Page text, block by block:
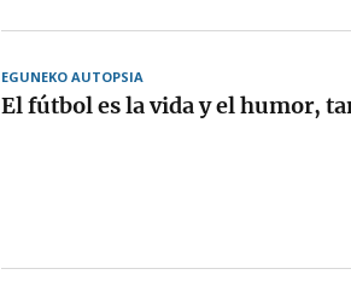
EGUNEKO AUTOPSIA
El fútbol es la vida y el humor,